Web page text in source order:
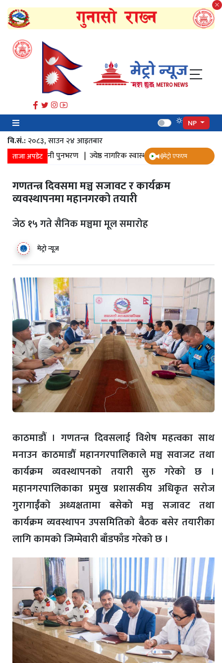
NP
वि.सं.:२०८३, साउन २४ आइतबार​
ताजा अपडेट
पानी पुनभरण |ज्येष्ठ नागरिक स्वास्थ्य सर्वेक्षण |पुनःनिर्माण | सत्तल |
मेट्रो एफएम
गणतन्त्र दिवसमा मञ्च सजावट र कार्यक्रम
व्यवस्थापनमा महानगरको तयारी
जेठ १५ गते सैनिक मञ्चमा मूल समारोह
मेट्रो न्यूज
काठमाडौं । गणतन्त्र दिवसलाई विशेष महत्वका साथ
मनाउन काठमाडौँ महानगरपालिकाले मञ्च सवाजट तथा
कार्यक्रम व्यवस्थापनको तयारी सुरु गरेको छ ।
महानगरपालिकाका प्रमुख प्रशासकीय अधिकृत सरोज
गुरागाईँको अध्यक्षतामा बसेको मञ्च सजावट तथा
कार्यक्रम व्यवस्थापन उपसमितिको बैठक बसेर तयारीका
लागि कामको जिम्मेवारी बाँडफाँड गरेको छ ।